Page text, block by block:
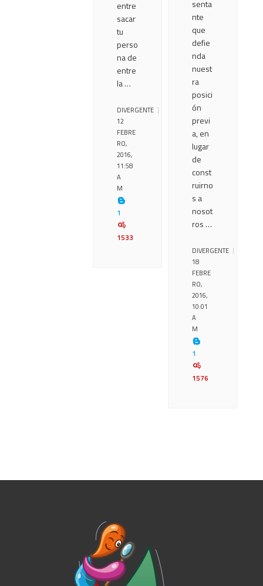
senta
nte
que
defie
nda
nuest
ra
posici
ón
previ
a, en
lugar
de
const
ruirno
s a
nosot
ros …
DIVERGENTE
18
FEBRE
RO,
2016,
10:01
A
M
1
1576
entre
sacar
tu
perso
na de
entre
la …
DIVERGENTE
12
FEBRE
RO,
2016,
11:58
A
M
1
1533